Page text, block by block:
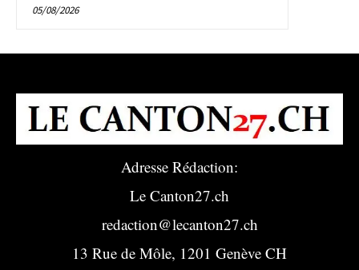
05/08/2026
Adresse Rédaction:
Le Canton27.ch
redaction@lecanton27.ch
13 Rue de Môle, 1201 Genève CH